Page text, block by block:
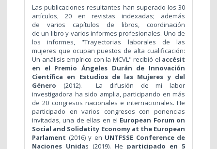
Las publicaciones resultantes han superado los 30
artículos, 20 en revistas indexadas; además
de varios capítulos de libros, coordinación
de un libro y varios informes profesionales. Uno de
los informes, "Trayectorias laborales de las
mujeres que ocupan puestos de alta cualificación:
Un análisis empírico con la MCVL" recibió el accésit
en el Premio Ángeles Durán de Innovación
Científica en Estudios de las Mujeres y del
Género (2012). La difusión de mi labor
investigadora ha sido amplia, participando en más
de 20 congresos nacionales e internacionales. He
participado en varios congresos con ponencias
invitadas, una de ellas en el European Forum on
Social and Solidatity Economy at the European
Parlament (2016) y en UNTFSSE Conference de
Naciones Unidas (2019). He participado en 5